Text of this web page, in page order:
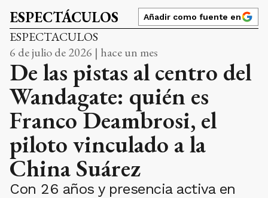
ESPECTÁCULOS Añadir como fuente en
ESPECTACULOS
6 de julio de 2026 | hace un mes
De las pistas al centro del
Wandagate: quién es
Franco Deambrosi, el
piloto vinculado a la
China Suárez
Con 26 años y presencia activa en